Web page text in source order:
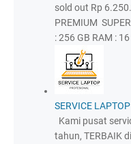
sold out Rp
PREMIUM
: 256 GB RAM :
SERVICE
Kami pusat
tahun, TERBAIK